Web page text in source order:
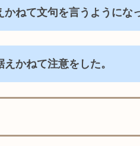
ねて文句を言うようにな
かねて注意をした。